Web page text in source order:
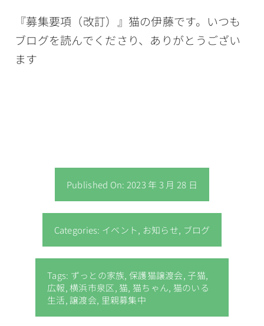
『募集要項（改訂）』猫の伊藤です。いつも
ブログを読んでくださり、ありがとうござい
ます
Published On: 2023 年 3 月 28 日
Categories: イベント, お知らせ, ブログ
Tags: ずっとの家族,保護猫譲渡会,子猫,
広報,横浜市泉区, 猫, 猫ちゃん, 猫のいる
生活,譲渡会, 里親募集中